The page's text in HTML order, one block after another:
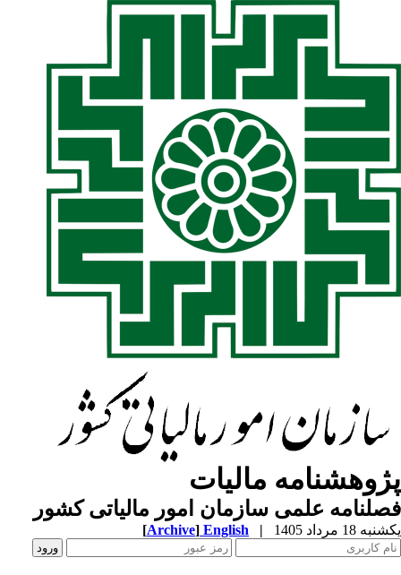
مالیات
علمی سازمان امور مالیاتی کشور
18 مرداد 1405 |
English
[Archive]